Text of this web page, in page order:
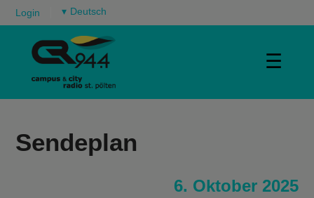
Login ▾
☰
Sendeplan
6. Oktober 2025